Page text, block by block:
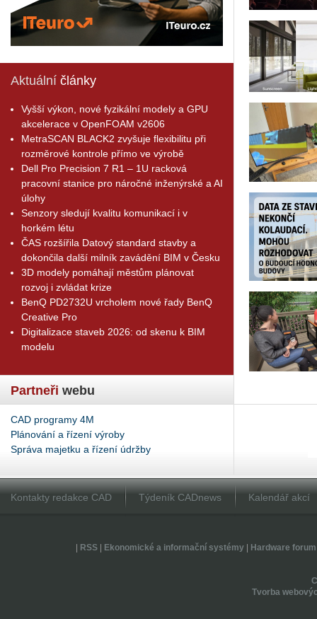
Aktuální články
Vyšší výkon, nové fyzikální modely a GPU
akcelerace v OpenFOAM v2606
MetraSCAN BLACK2 zvyšuje flexibilitu při
rozměrové kontrole přímo ve výrobě
Dell Pro Precision 7 R1 – 1U racková
pracovní stanice pro náročné inženýrské a AI
úlohy
Senzory sledují kvalitu komunikací i v
horkém létu
ČAS rozšířila Datový standard stavby a
dokončila další milník zavádění BIM v Česku
3D modely pomáhají městům plánovat
rozvoj i zvládat krize
BenQ PD2732U vrcholem nové řady BenQ
Creative Pro
Digitalizace staveb 2026: od skenu k BIM
modelu
Partneři webu
CAD programy 4M
Plánování a řízení výroby
Správa majetku a řízení údržby
Kontakty redakce CAD Týdeník CADnews Kalendář akcí
RSS| Ekonomické a informační systémy| Hardware forum
Tvorba